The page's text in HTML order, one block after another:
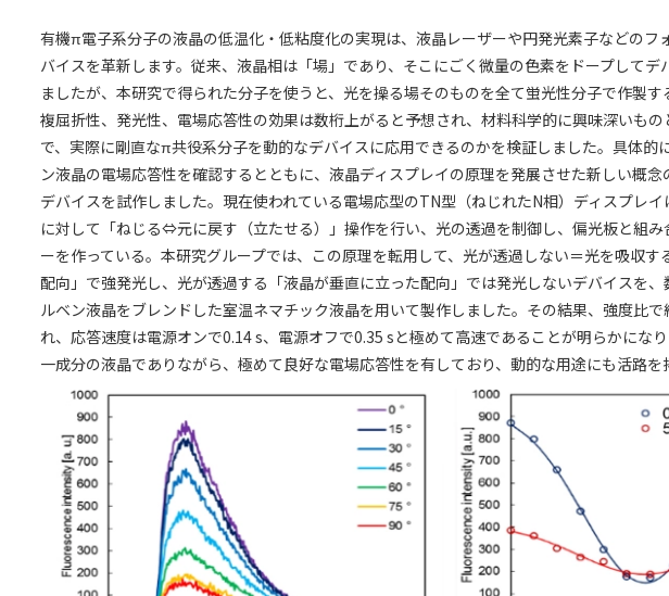
有機π電子系分子の液晶の低温化・低粘度化の実現は、液晶レーザーや円発光素子などのフ
バイスを革新します。従来、液晶相は「場」であり、そこにごく微量の色素をドープしてデ
ましたが、本研究で得られた分子を使うと、光を操る場そのものを全て蛍光性分子で作製す
複屈折性、発光性、電場応答性の効果は数桁上がると予想され、材料科学的に興味深いもの
で、実際に剛直なπ共役系分子を動的なデバイスに応用できるのかを検証しました。具体的
ン液晶の電場応答性を確認するとともに、液晶ディスプレイの原理を発展させた新しい概
デバイスを試作しました。現在使われている電場応型のTN型（ねじれたN相）ディスプレ
に対して「ねじる⇔元に戻す（立たせる）」操作を行い、光の透過を制御し、偏光板と組
ーを作っている。本研究グループでは、この原理を転用して、光が透過しない＝光を吸収す
配向」で強発光し、光が透過する「液晶が垂直に立った配向」では発光しないデバイスを
ルベン液晶をブレンドした室温ネマチック液晶を用いて製作しました。その結果、強度比
れ、応答速度は電源オンで0.14 s、電源オフで0.35 sと極めて高速であることが明らかにな
一成分の液晶でありながら、極めて良好な電場応答性を有しており、動的な用途にも活路を